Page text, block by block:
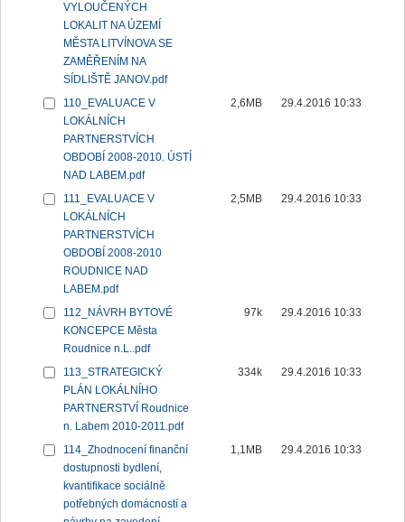
VYLOUČENÝCH
LOKALIT NA ÚZEMÍ
MĚSTA LITVÍNOVA SE
ZAMĚŘENÍM NA
SÍDLIŠTĚ JANOV.pdf
110_EVALUACE V
LOKÁLNÍCH
PARTNERSTVÍCH
OBDOBÍ 2008-2010. ÚSTÍ
NAD LABEM.pdf
2,6MB 29.4.2016 10:33
111_EVALUACE V
LOKÁLNÍCH
PARTNERSTVÍCH
OBDOBÍ 2008-2010
ROUDNICE NAD
LABEM.pdf
2,5MB 29.4.2016 10:33
112_NÁVRH BYTOVÉ
KONCEPCE Města
Roudnice n.L..pdf
97k 29.4.2016 10:33
113_STRATEGICKÝ
PLÁN LOKÁLNÍHO
PARTNERSTVÍ Roudnice
n. Labem 2010-2011.pdf
334k 29.4.2016 10:33
114_Zhodnocení finanční
dostupnosti bydlení,
kvantifikace sociálně
potřebných domácností a
1,1MB 29.4.2016 10:33